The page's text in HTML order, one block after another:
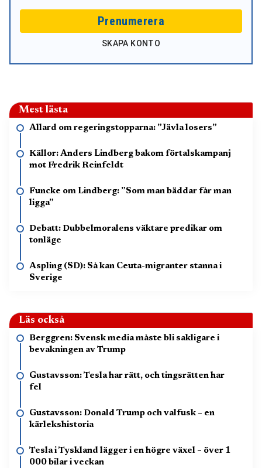
Prenumerera
SKAPA KONTO
Mest lästa
Allard om regeringstopparna: ”Jävla losers”
Källor: Anders Lindberg bakom förtalskampanj
mot Fredrik Reinfeldt
Funcke om Lindberg: ”Som man bäddar får man
ligga”
Debatt: Dubbelmoralens väktare predikar om
tonläge
Aspling (SD): Så kan Ceuta-migranter stanna i
Sverige
Läs också
Berggren: Svensk media måste bli sakligare i
bevakningen av Trump
Gustavsson: Tesla har rätt, och tingsrätten har
fel
Gustavsson: Donald Trump och valfusk – en
kärlekshistoria
Tesla i Tyskland lägger i en högre växel – över 1
000 bilar i veckan